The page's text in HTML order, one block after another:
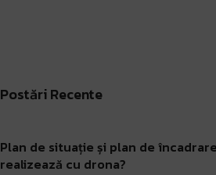
Postări Recente
Plan de situație și plan de
realizează cu drona?